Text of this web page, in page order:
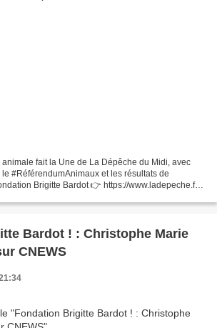
fait la Une de La Dépêche du Midi, avec
#RéférendumAnimaux et les résultats de
Brigitte Bardot 👉 https://www.ladepeche.fr/
Bardot ! : Christophe Marie
CNEWS